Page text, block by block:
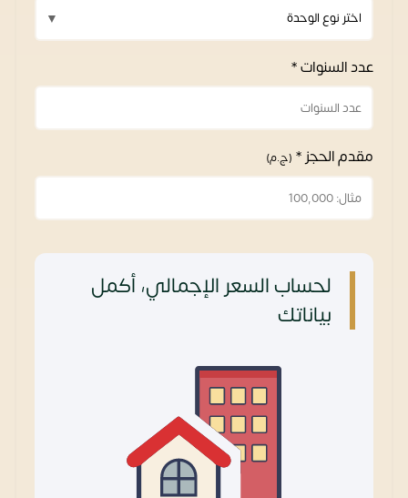
عدد السنوات *
مقدم الحجز * (ج.م)
لحساب السعر الإجمالي، أكمل
بياناتك